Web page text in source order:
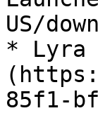
US/
* Lyra
85f1-